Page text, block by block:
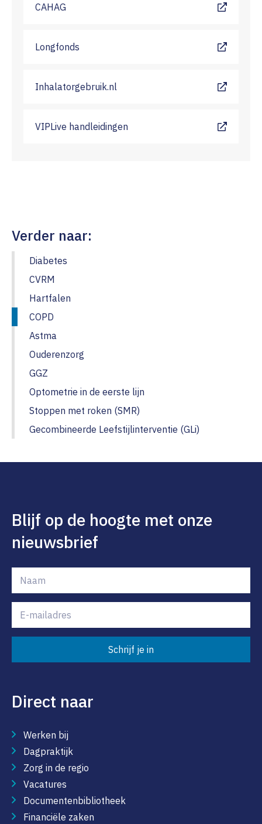
CAHAG
Longfonds
Inhalatorgebruik.nl
VIPLive handleidingen
Verder naar:
Diabetes
CVRM
Hartfalen
COPD
Astma
Ouderenzorg
GGZ
Optometrie in de eerste lijn
Stoppen met roken (SMR)
Gecombineerde Leefstijlinterventie (GLi)
Blijf op de hoogte met onze
nieuwsbrief
Schrijf je in
Direct naar
Werken bij
Dagpraktijk
Zorg in de regio
Vacatures
Documentenbibliotheek
Financiële zaken